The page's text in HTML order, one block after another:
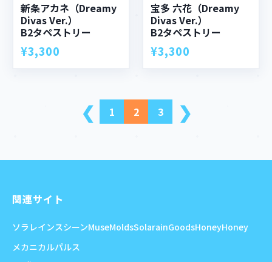
新条アカネ（Dreamy
Divas Ver.）
B2タペストリー
¥3,300
宝多 六花（Dreamy
Divas Ver.）
B2タペストリー
¥3,300
❮
前
へ
1 2 3 ❯
次
へ
関連サイト
ソラレインスシーンMuseMoldsSolarainGoodsHoneyHoney
メカニカルパルス